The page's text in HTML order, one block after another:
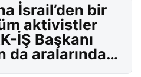
İsrail’den bir
aktivistler
İŞ Başkanı
da aralarında…